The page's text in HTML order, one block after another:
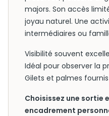
majors. Son accès
joyau naturel. Une
intermédiaires ou
Visibilité souvent
Idéal pour observer la
Gilets et palmes fournis
Choisissez une sortie
encadrement